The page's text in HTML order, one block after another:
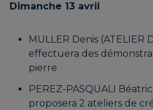
DE SÉRÉNITÉ
MARIE |
Dimanche 13 avril
MULLER Denis (ATELIER
effectuera des
pierre
PEREZ-PASQUALI
proposera 2 ateliers de